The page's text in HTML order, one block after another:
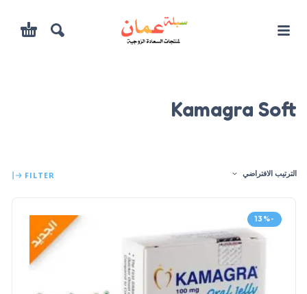
Kamagra Soft
الترتيب الافتراضي FILTER
-13%